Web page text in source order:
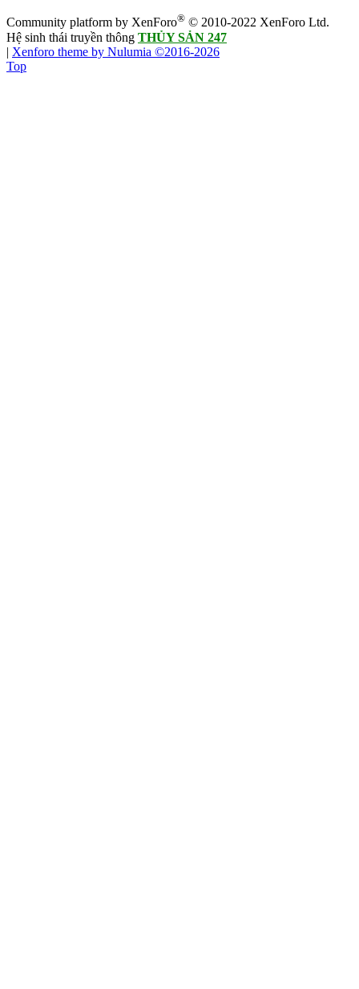
Community platform by XenForo® © 2010-2022 XenForo Ltd.
Hệ sinh thái truyền thông THỦY SẢN 247
| Xenforo theme by Nulumia ©2016-2026
Top